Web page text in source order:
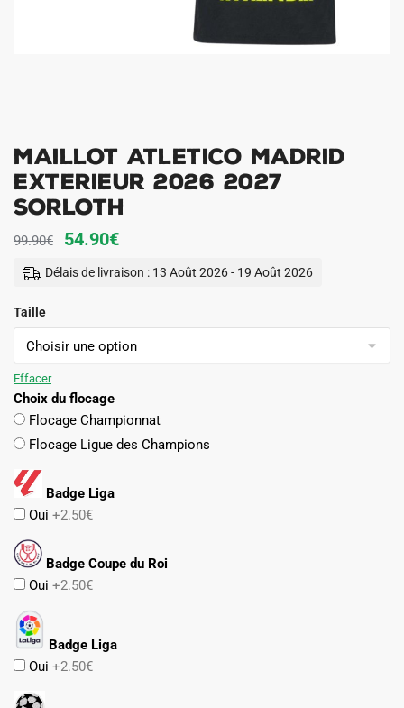
Maillot Atletico Madrid
Exterieur 2026 2027
Sorloth
99.90€
Le
prix
99.90€.
54.90€Le
prix
54.90€.
Délais de livraison : 13 Août 2026 - 19 Août 2026
Taille
Effacer
Choix du flocage
Flocage Championnat
Flocage Ligue des Champions
Badge Liga
Oui +2.50€
Badge Coupe du Roi
Oui +2.50€
Badge Liga
Oui +2.50€